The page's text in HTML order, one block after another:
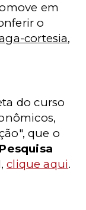
em
o
cortesia,
do curso
que o
clique aqui.